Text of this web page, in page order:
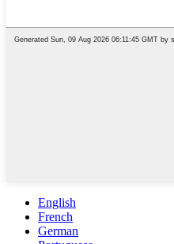
English
French
German